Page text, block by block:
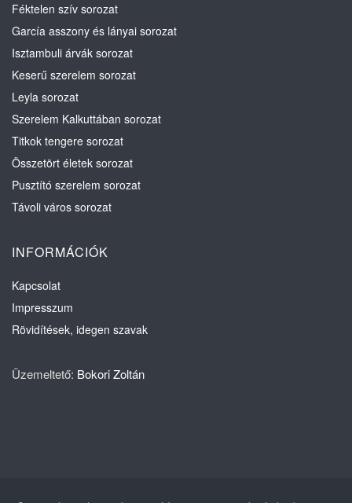
Féktelen szív sorozat
García asszony és lányai sorozat
Isztambuli árvák sorozat
Keserű szerelem sorozat
Leyla sorozat
Szerelem Kalkuttában sorozat
Titkok tengere sorozat
Összetört életek sorozat
Pusztító szerelem sorozat
Távoli város sorozat
INFORMÁCIÓK
Kapcsolat
Impresszum
Rövidítések, idegen szavak
Üzemeltető: Bokori Zoltán